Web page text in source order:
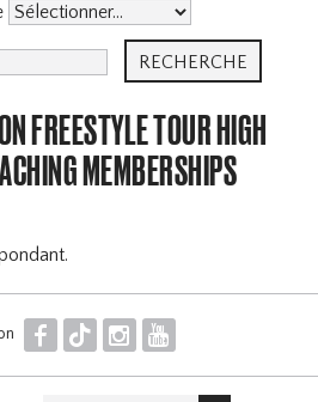
FREESTYLE TOUR HIGH
MEMBERSHIPS
F T I Y